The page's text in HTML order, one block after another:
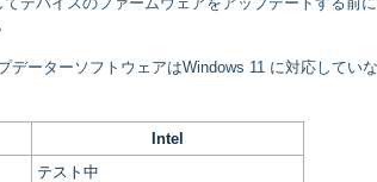
ーターソフトウェアはWindows 11 に対応してい
Intel
テスト中